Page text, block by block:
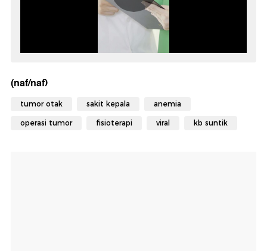
(naf/naf)
tumor otak sakit kepala anemia
operasi tumor fisioterapi viral kb suntik